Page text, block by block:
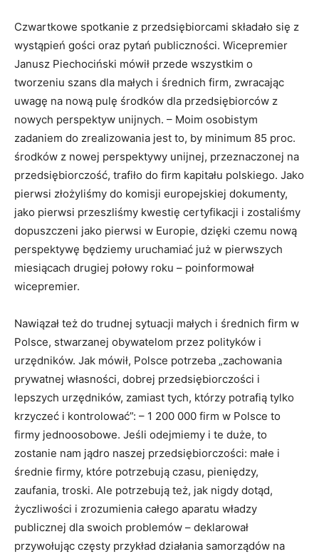
Czwartkowe spotkanie z przedsiębiorcami składało się z
wystąpień gości oraz pytań publiczności. Wicepremier
Janusz Piechociński mówił przede wszystkim o
tworzeniu szans dla małych i średnich firm, zwracając
uwagę na nową pulę środków dla przedsiębiorców z
nowych perspektyw unijnych. – Moim osobistym
zadaniem do zrealizowania jest to, by minimum 85 proc.
środków z nowej perspektywy unijnej, przeznaczonej na
przedsiębiorczość, trafiło do firm kapitału polskiego. Jako
pierwsi złożyliśmy do komisji europejskiej dokumenty,
jako pierwsi przeszliśmy kwestię certyfikacji i zostaliśmy
dopuszczeni jako pierwsi w Europie, dzięki czemu nową
perspektywę będziemy uruchamiać już w pierwszych
miesiącach drugiej połowy roku – poinformował
wicepremier.
Nawiązał też do trudnej sytuacji małych i średnich firm w
Polsce, stwarzanej obywatelom przez polityków i
urzędników. Jak mówił, Polsce potrzeba „zachowania
prywatnej własności, dobrej przedsiębiorczości i
lepszych urzędników, zamiast tych, którzy potrafią tylko
krzyczeć i kontrolować”: – 1 200 000 firm w Polsce to
firmy jednoosobowe. Jeśli odejmiemy i te duże, to
zostanie nam jądro naszej przedsiębiorczości: małe i
średnie firmy, które potrzebują czasu, pieniędzy,
zaufania, troski. Ale potrzebują też, jak nigdy dotąd,
życzliwości i zrozumienia całego aparatu władzy
publicznej dla swoich problemów – deklarował
przywołując częsty przykład działania samorządów na